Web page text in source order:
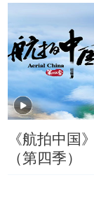
《航拍中国》
（第四季）